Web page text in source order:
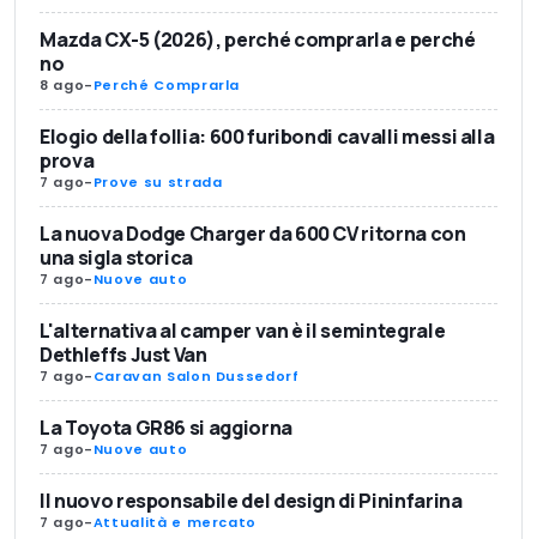
Mazda CX-5 (2026), perché comprarla e perché
no
8 ago-Perché Comprarla
Elogio della follia: 600 furibondi cavalli messi alla
prova
7 ago-Prove su strada
La nuova Dodge Charger da 600 CV ritorna con
una sigla storica
7 ago-Nuove auto
L'alternativa al camper van è il semintegrale
Dethleffs Just Van
7 ago-Caravan Salon Dussedorf
La Toyota GR86 si aggiorna
7 ago-Nuove auto
Il nuovo responsabile del design di Pininfarina
7 ago-Attualità e mercato